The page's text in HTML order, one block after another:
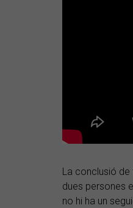
La conclusió de
dues persones
no hi ha un